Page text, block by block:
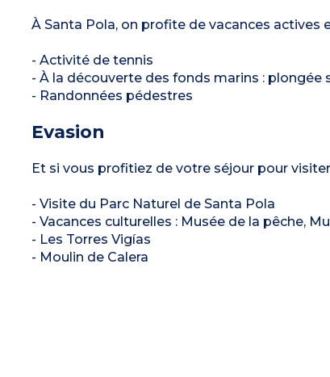
À Santa Pola, on profite de vacances actives
- Activité de tennis
- À la découverte des fonds marins : plongée
- Randonnées pédestres
Evasion
Et si vous profitiez de votre séjour pour
- Visite du Parc Naturel de Santa Pola
- Vacances culturelles : Musée de la pêche,
- Les Torres Vigías
- Moulin de Calera